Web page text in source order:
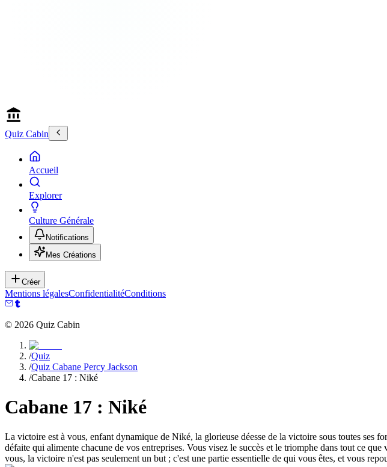
Quiz Cabin
Accueil
Explorer
Culture Générale
Notifications
Mes Créations
Créer
Mentions légalesConfidentialitéConditions
© 2026 Quiz Cabin
/Quiz
/Quiz Cabane Percy Jackson
/Cabane 17 : Niké
Cabane 17 : Niké
La victoire est à vous, enfant dynamique de Niké, la glorieuse déesse de la victoire sous toutes ses
défaite qui alimente chacune de vos entreprises. Vous visez le succès et le triomphe dans tout ce
vous, la victoire n'est pas seulement un but ; c'est une partie essentielle de qui vous êtes, et vous